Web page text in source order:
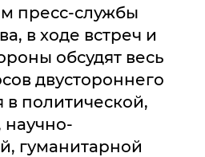
пресс-службы
в ходе встреч и
обсудят весь
двустороннего
в политической,
научно-
гуманитарной